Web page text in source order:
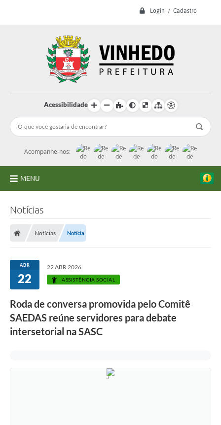
Login / Cadastro
Acessibilidade
Acompanhe-nos:
MENU
Licitações
Transparência
Concursos e Processos Seletivos
Notícias
Notícias Notícia
ABR
22
22 ABR 2026
ASSISTÊNCIA SOCIAL
Roda de conversa promovida pelo Comitê
SAEDAS reúne servidores para debate
intersetorial na SASC